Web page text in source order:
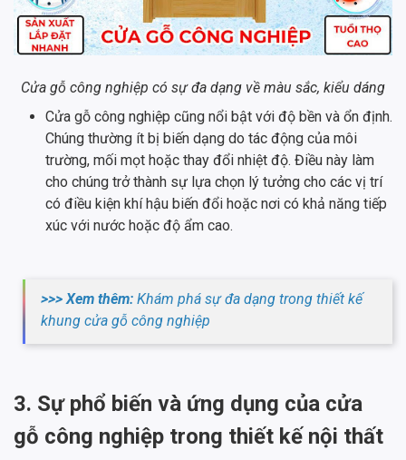
Cửa gỗ công nghiệp có sự đa dạng về màu sắc, kiểu dáng
Cửa gỗ công nghiệp cũng nổi bật với độ bền và ổn định.
Chúng thường ít bị biến dạng do tác động của môi
trường, mối mọt hoặc thay đổi nhiệt độ. Điều này làm
cho chúng trở thành sự lựa chọn lý tưởng cho các vị trí
có điều kiện khí hậu biến đổi hoặc nơi có khả năng tiếp
xúc với nước hoặc độ ẩm cao.
>>> Xem thêm: Khám phá sự đa dạng trong thiết kế
khung cửa gỗ công nghiệp
3. Sự phổ biến và ứng dụng của cửa
gỗ công nghiệp trong thiết kế nội thất